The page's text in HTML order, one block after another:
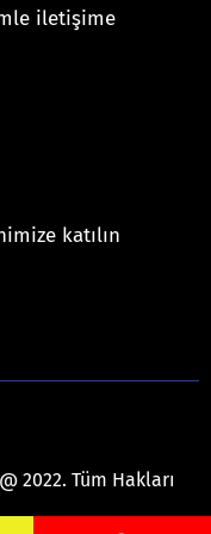
iletişime
katılın
2022. Tüm Hakları